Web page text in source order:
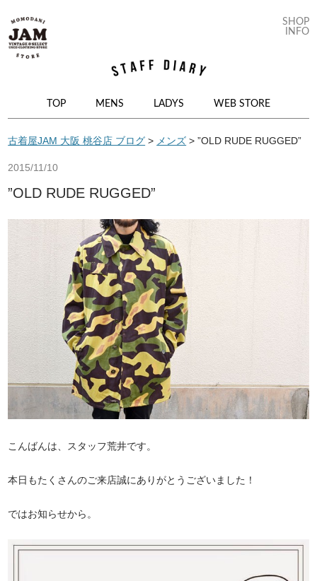
SHOP
INFO
コンテンツへ移動
TOP MENS LADYS WEB STORE
古着屋JAM 大阪 桃谷店 ブログ > メンズ >”OLD RUDE RUGGED”
2015/11/10
”OLD RUDE RUGGED”
こんばんは、スタッフ荒井です。
本日もたくさんのご来店誠にありがとうございました！
ではお知らせから。